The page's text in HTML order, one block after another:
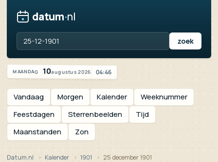
datum·nl
Vandaag is het maandag 10 augustus 2026
MAANDAG 10augustus 2026 04:46
Vandaag Morgen Kalender
Weeknummer
Sterrenbeelden
Tijd
Maanstanden
Zon
Feestdagen
Datum.nl Kalender 1901 25 december 1901
Zoek een datum, jaartal of feestdag